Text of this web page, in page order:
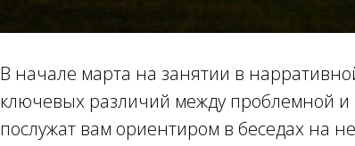
В начале марта на занятии в
ключевых различий между проблемной
послужат вам ориентиром в беседах на